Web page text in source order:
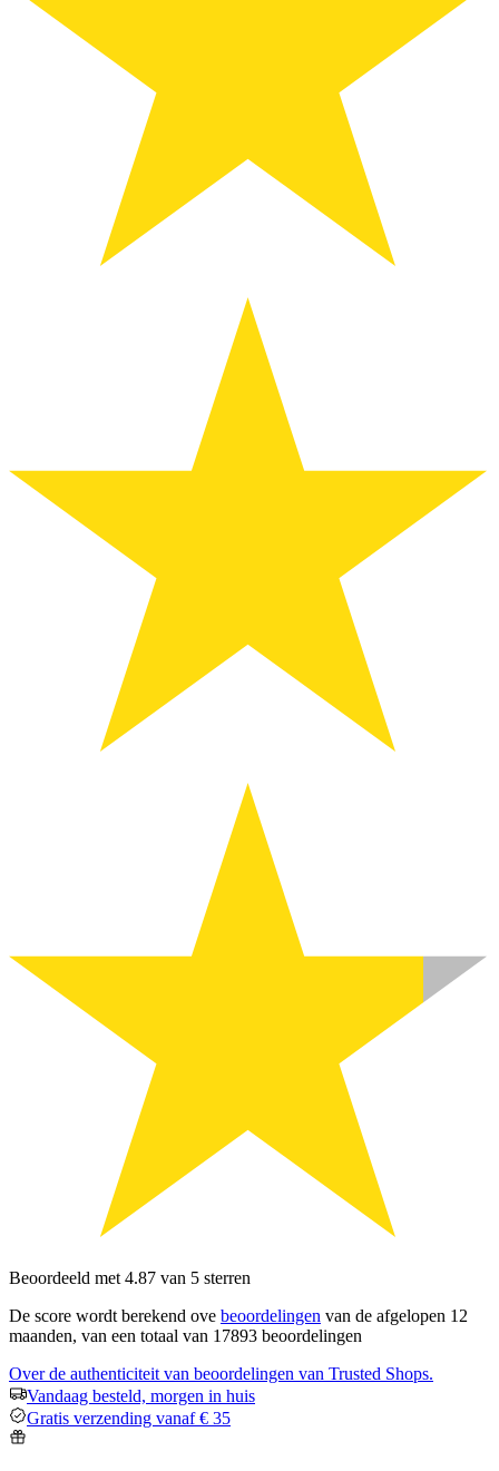
Beoordeeld met 4.87 van 5 sterren
De score wordt berekend ove beoordelingen van de afgelopen 12
maanden, van een totaal van 17893 beoordelingen
Over de authenticiteit van beoordelingen van Trusted Shops.
Vandaag besteld, morgen in huis
Gratis verzending vanaf € 35